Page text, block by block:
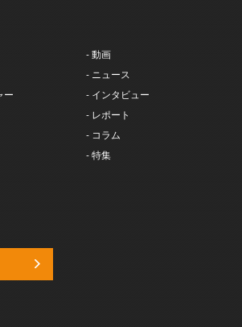
ー
- 動画
- ニュース
- インタビュー
- レポート
- コラム
- 特集